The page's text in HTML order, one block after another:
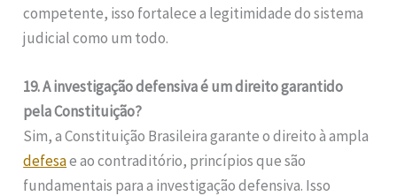
competente, isso fortalece a legitimidade do sistema
judicial como um todo.
19. A investigação defensiva é um direito garantido
pela Constituição?
Sim, a Constituição Brasileira garante o direito à ampla
defesae ao contraditório, princípios que são
fundamentais para a investigação defensiva. Isso